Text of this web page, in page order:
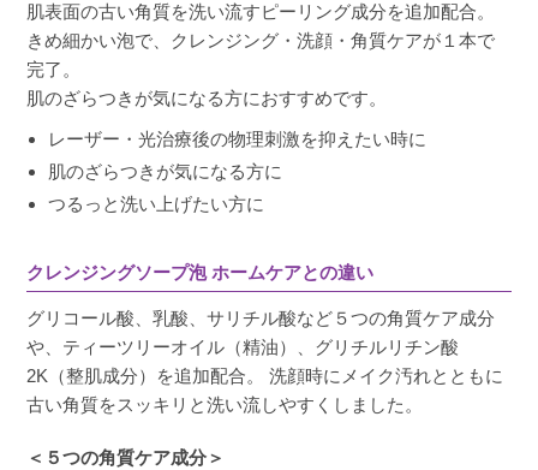
投稿日
2025/09/29
定期的に通っている施設にもこの洗顔が置いて
ありすごく気になっていました。安心して使用
できてます。
うのちゃん 購入者
40代
投稿日
2025/08/12
詰替ができて嬉しいです！
肌表面の古い角質を洗い流すピーリング成分を追加配合。
きめ細かい泡で、クレンジング・洗顔・角質ケアが１本で
完了。
肌のざらつきが気になる方におすすめです。
レーザー・光治療後の物理刺激を抑えたい時に
肌のざらつきが気になる方に
つるっと洗い上げたい方に
クレンジングソープ泡 ホームケアとの違い
グリコール酸、乳酸、サリチル酸など５つの角質ケア成分
や、ティーツリーオイル（精油）、グリチルリチン酸
2K（整肌成分）を追加配合。 洗顔時にメイク汚れとともに
古い角質をスッキリと洗い流しやすくしました。
＜５つの角質ケア成分＞